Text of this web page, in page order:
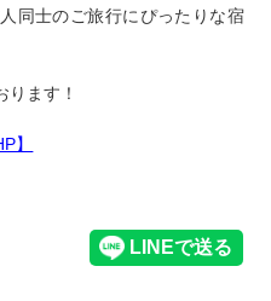
同士のご旅行にぴったりな宿
ます！
】